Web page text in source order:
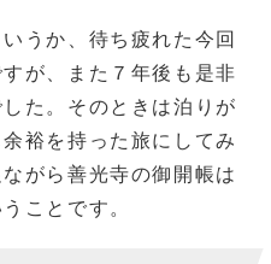
うか、待ち疲れた今回
が、また７年後も是非
た。そのときは泊りが
裕を持った旅にしてみ
がら善光寺の御開帳は
ことです。